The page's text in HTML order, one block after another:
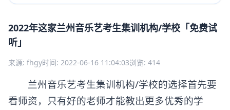
2022年这家兰州音乐艺考生集训机构/学校「免费试
听」
来源: fhgy时间: 2022-06-16 11:04:03浏览: 414
兰州音乐艺考生集训机构/学校的选择首先要
看师资，只有好的老师才能教出更多优秀的学